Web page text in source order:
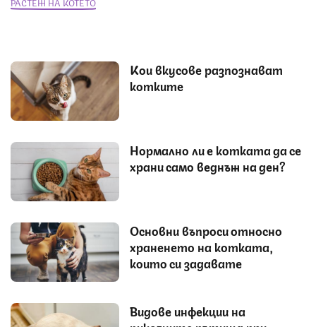
РАСТЕЖ НА КОТЕТО
Кои вкусове разпознават
котките
Нормално ли е котката да се
храни само веднъж на ден?
Основни въпроси относно
храненето на котката,
които си задавате
Видове инфекции на